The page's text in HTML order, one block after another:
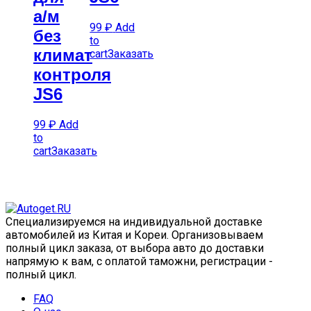
а/м
без
климат
контроля
JS6
99 ₽ Add
to
cartЗаказать
99₽ Add
to
cartЗаказать
Специализируемся на индивидуальной доставке
автомобилей из Китая и Кореи. Организовываем
полный цикл заказа, от выбора авто до доставки
напрямую к вам, с оплатой таможни, регистрации -
полный цикл.
FAQ